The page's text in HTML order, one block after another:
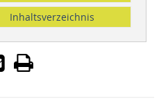
Inhaltsverzeichnis